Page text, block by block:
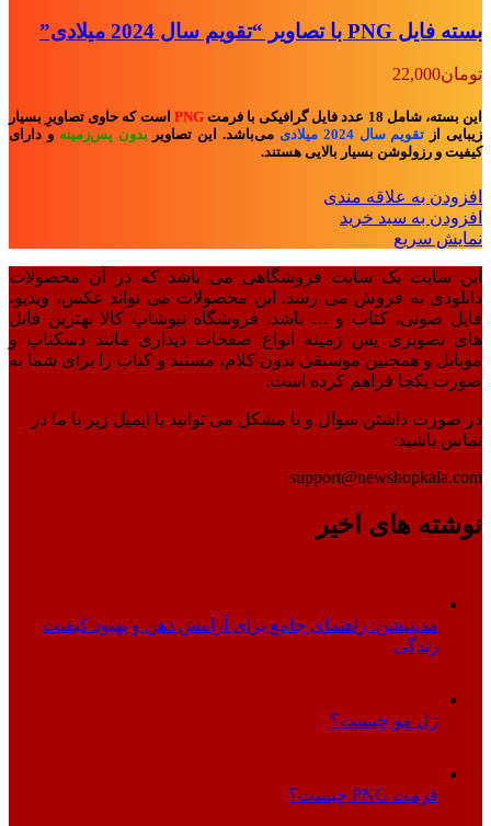
بسته فایل PNG با تصاویر “تقویم سال 2024 میلادی”
تومان22,000
این بسته، شامل 18 عدد فایل گرافیکی با فرمت PNG است که حاوی تصاویرِ بسیار
زیبایی از تقویم سال 2024 میلادی می‌باشد. این تصاویر بدون پس‌زمینه و دارای
کیفیت و رزولوشن بسیار بالایی هستند.
افزودن به علاقه مندی
افزودن به سبد خرید
نمایش سریع
این سایت یک سایت فروشگاهی می باشد که در آن محصولات
دانلودی به فروش می رسد. این محصولات می تواند عکس، ویدیو،
فایل صوتی، کتاب و … باشد. فروشگاه نیوشاپ کالا بهترین فایل
های تصویری پس زمینه انواع صفحات دیداری مانند دسکتاپ و
موبایل و همچنین موسیقی بدون کلام، مستند و کتاب را برای شما به
صورت یکجا فراهم کرده است.
در صورت داشتن سوال و یا مشکل می توانید با ایمیل زیر با ما در
تماس باشید:
support@newshopkala.com
نوشته های اخیر
مدیتیشن: راهنمای جامع برای آرامش ذهن و بهبود کیفیت
زندگی
ژل مو چیست؟
فرمت PNG چیست؟